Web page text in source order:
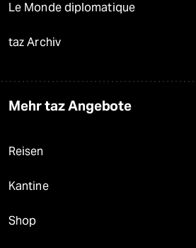
Le Monde diplomatique
taz Archiv
Mehr taz Angebote
Reisen
Kantine
Shop